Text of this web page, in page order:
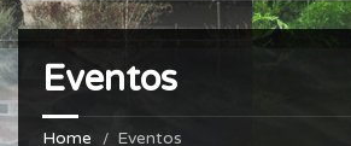
Eventos
Home Eventos